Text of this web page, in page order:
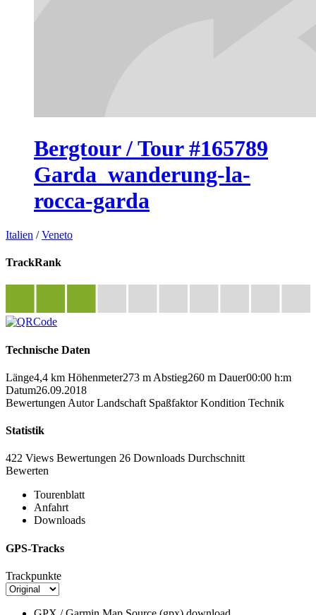
Bergtour / Tour #165789
Garda_wanderung-la-
rocca-garda
Italien /Veneto
TrackRank
Technische Daten
Länge4,4 km Höhenmeter273 m Abstieg260 m Dauer00:00 h:m
Datum26.09.2018
Bewertungen Autor Landschaft Spaßfaktor Kondition Technik
Statistik
422 Views Bewertungen 26 Downloads Durchschnitt
Bewerten
Tourenblatt
Anfahrt
Downloads
GPS-Tracks
Trackpunkte